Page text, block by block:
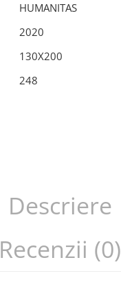
HUMANITAS
2020
130X200
248
Descriere
Recenzii (0)